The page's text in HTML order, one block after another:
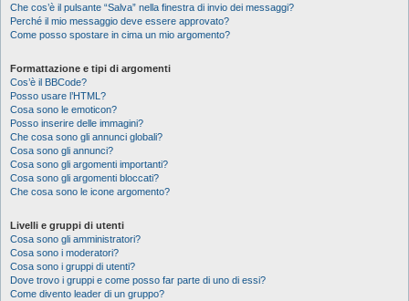
Che cos’è il pulsante “Salva” nella finestra di invio dei messaggi?
Perché il mio messaggio deve essere approvato?
Come posso spostare in cima un mio argomento?
Formattazione e tipi di argomenti
Cos’è il BBCode?
Posso usare l’HTML?
Cosa sono le emoticon?
Posso inserire delle immagini?
Che cosa sono gli annunci globali?
Cosa sono gli annunci?
Cosa sono gli argomenti importanti?
Cosa sono gli argomenti bloccati?
Che cosa sono le icone argomento?
Livelli e gruppi di utenti
Cosa sono gli amministratori?
Cosa sono i moderatori?
Cosa sono i gruppi di utenti?
Dove trovo i gruppi e come posso far parte di uno di essi?
Come divento leader di un gruppo?